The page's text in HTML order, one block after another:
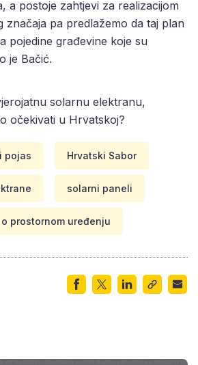
a postoje zahtjevi za realizacijom
značaja pa predlažemo da taj plan
pojedine građevine koje su
je Bačić.
solarnu elektranu,
očekivati u Hrvatskoj?
pojas Hrvatski Sabor
solarni paneli
prostornom uređenju